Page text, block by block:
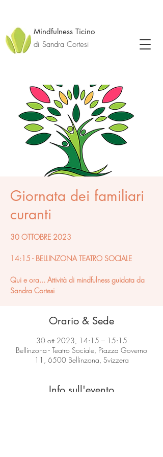
Mindfulness Ticino
di Sandra Cortesi
Giornata dei familiari
curanti
30 OTTOBRE 2023
14:15 - BELLINZONA TEATRO SOCIALE
​Qui e ora... Attività di mindfulness guidata da
Sandra Cortesi
Orario & Sede
30 ott 2023, 14:15 – 15:15
Bellinzona - Teatro Sociale, Piazza Governo
11, 6500 Bellinzona, Svizzera
Info sull'evento